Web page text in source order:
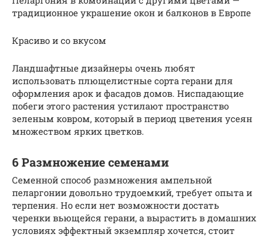
традиционное украшение окон и балконов в Европе
Красиво и со вкусом
Ландшафтные дизайнеры очень любят
использовать плющелистные сорта герани для
оформления арок и фасадов домов. Ниспадающие
побеги этого растения устилают пространство
зеленым ковром, который в период цветения усеян
множеством ярких цветков.
6 Размножение семенами
Семенной способ размножения ампельной
пеларгонии довольно трудоемкий, требует опыта и
терпения. Но если нет возможности достать
черенки вьющейся герани, а вырастить в домашних
условиях эффектный экземпляр хочется, стоит